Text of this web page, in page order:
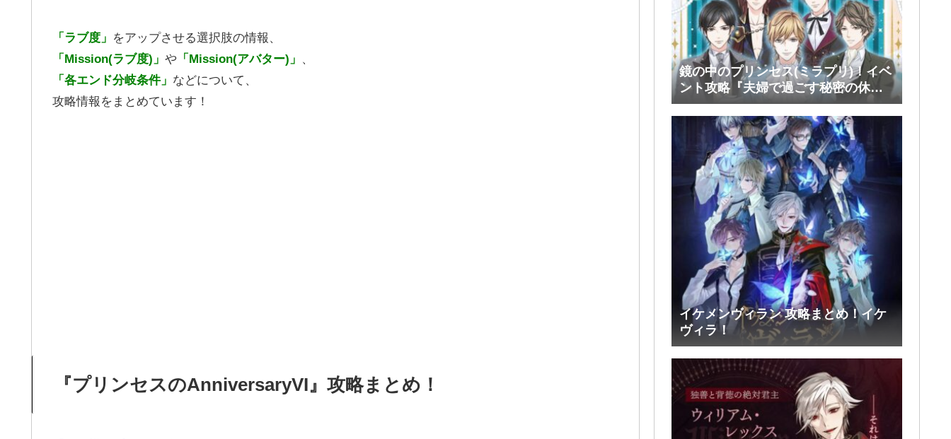
「ラブ度」 をアップさせる選択肢の情報、
「Mission(ラブ度)」 や 「Mission(アバター)」 、
「各エンド分岐条件」 などについて、
攻略情報をまとめています！
『プリンセスのAnniversaryVI』攻略まとめ！
鏡の中のプリンセス(ミラプリ)！イベ
ント攻略『夫婦で過ごす秘密の休
日』前半(シミアン・ルスラン・タカ)
イケメンヴィラン 攻略まとめ！イケ
ヴィラ！